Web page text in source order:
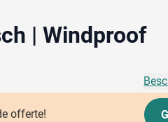
| Windproof
offerte!